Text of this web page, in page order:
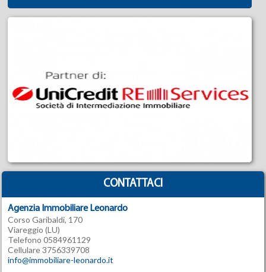
CONTATTACI
Agenzia Immobiliare Leonardo
Corso Garibaldi, 170
Viareggio (LU)
Telefono 0584961129
Cellulare 3756339708
info@immobiliare-leonardo.it